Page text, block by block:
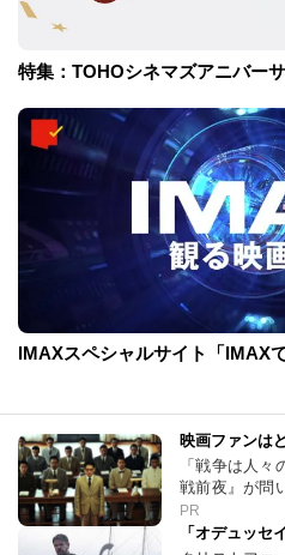
特集：TOHOシネマズアニバー
IMAXスペシャルサイト「IMAX
映画ファンは
「戦争は人々
戦前夜』が問
PR
「オデュッセ